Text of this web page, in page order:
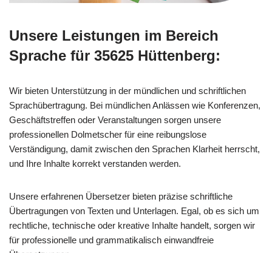
Unsere Leistungen im Bereich
Sprache für 35625 Hüttenberg:
Wir bieten Unterstützung in der mündlichen und schriftlichen
Sprachübertragung. Bei mündlichen Anlässen wie Konferenzen,
Geschäftstreffen oder Veranstaltungen sorgen unsere
professionellen Dolmetscher für eine reibungslose
Verständigung, damit zwischen den Sprachen Klarheit herrscht,
und Ihre Inhalte korrekt verstanden werden.
Unsere erfahrenen Übersetzer bieten präzise schriftliche
Übertragungen von Texten und Unterlagen. Egal, ob es sich um
rechtliche, technische oder kreative Inhalte handelt, sorgen wir
für professionelle und grammatikalisch einwandfreie